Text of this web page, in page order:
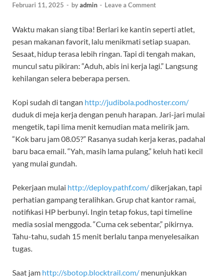
Februari 11, 2025 - byadmin - Leave a Comment
Waktu makan siang tiba! Berlari ke kantin seperti atlet,
pesan makanan favorit, lalu menikmati setiap suapan.
Sesaat, hidup terasa lebih ringan. Tapi di tengah makan,
muncul satu pikiran: “Aduh, abis ini kerja lagi.” Langsung
kehilangan selera beberapa persen.
Kopi sudah di tangan http://judibola.podhoster.com/
duduk di meja kerja dengan penuh harapan. Jari-jari mulai
mengetik, tapi lima menit kemudian mata melirik jam.
“Kok baru jam 08.05?” Rasanya sudah kerja keras, padahal
baru baca email. “Yah, masih lama pulang,” keluh hati kecil
yang mulai gundah.
Pekerjaan mulai http://deploy.pathf.com/dikerjakan, tapi
perhatian gampang teralihkan. Grup chat kantor ramai,
notifikasi HP berbunyi. Ingin tetap fokus, tapi timeline
media sosial menggoda. “Cuma cek sebentar,” pikirnya.
Tahu-tahu, sudah 15 menit berlalu tanpa menyelesaikan
tugas.
Saat jam http://sbotop.blocktrail.com/ menunjukkan